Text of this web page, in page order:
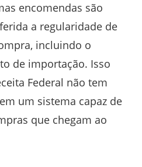
encomendas são
a regularidade de
incluindo o
de importação. Isso
Federal não tem
um sistema capaz de
que chegam ao